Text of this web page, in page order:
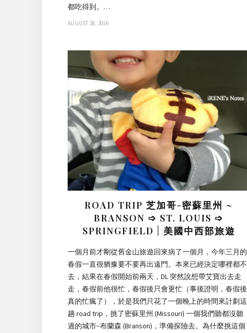
都吃得到。…
AUGUST 28, 2016
ROAD TRIP 芝加哥-密蘇里州 ~
BRANSON ➩ ST. LOUIS ➩
SPRINGFIELD | 美國中西部旅遊
一個月前才剛從舊金山旅遊回來病了一個月，今年三月的
春假一直很猶豫要不要再出遠門。本來已經決定哪裡都不
去，結果在春假開始前兩天，DL 突然說想帶艾寶出去走
走，春假前他很忙，春假後只會更忙（事後證明，春假後
真的忙瘋了），於是我們只花了一個晚上的時間來計劃這
趟 road trip，挑了密蘇里州 (Missouri) 一個我們聽都沒聽
過的城市−布蘭森 (Branson)，準備探險去。為什麼挑這個